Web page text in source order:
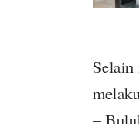
Selain
–